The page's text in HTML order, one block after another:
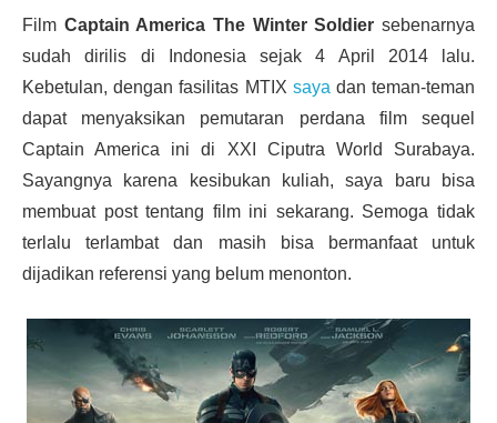
Film Captain America The Winter Soldier sebenarnya
sudah dirilis di Indonesia sejak 4 April 2014 lalu.
Kebetulan, dengan fasilitas MTIX saya dan teman-teman
dapat menyaksikan pemutaran perdana film sequel
Captain America ini di XXI Ciputra World Surabaya.
Sayangnya karena kesibukan kuliah, saya baru bisa
membuat post tentang film ini sekarang. Semoga tidak
terlalu terlambat dan masih bisa bermanfaat untuk
dijadikan referensi yang belum menonton.